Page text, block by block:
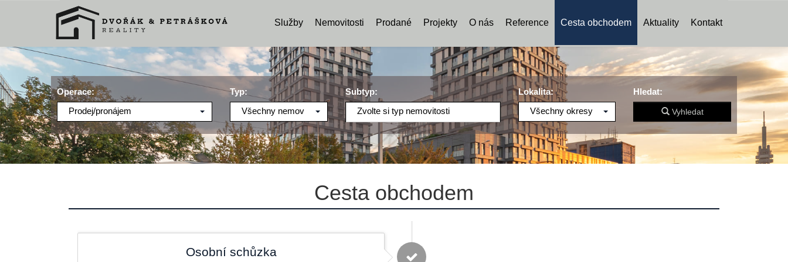
Služby Nemovitosti Prodané Projekty O nás Reference Cesta obchodem Aktuality Kontakt
Operace:
Prodej/pronájem
Typ:
Všechny nemovitosti
Subtyp:
Zvolte si typ nemovitosti
Lokalita:
Všechny okresy
Hledat:
Vyhledat
Cesta obchodem
Osobní schůzka